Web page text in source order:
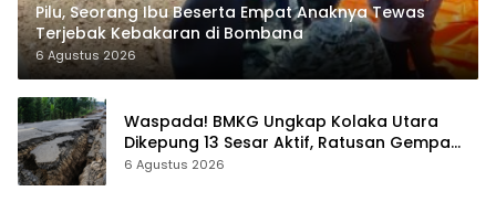
Pilu, Seorang Ibu Beserta Empat Anaknya Tewas
Terjebak Kebakaran di Bombana
6 Agustus 2026
Waspada! BMKG Ungkap Kolaka Utara
Dikepung 13 Sesar Aktif, Ratusan Gempa
Sudah Terekam
6 Agustus 2026